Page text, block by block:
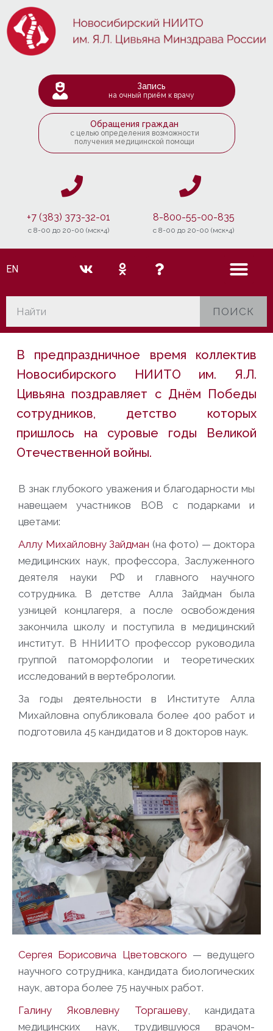
Запись
на очный приём к врачу
Обращения граждан
с целью определения возможности
получения медицинской помощи
+7 (383) 373-32-01
c 8-00 до 20-00 (мск+4)
8-800-55-00-835
c 8-00 до 20-00 (мск+4)
EN
ПОИСК
В предпраздничное время коллектив
Новосибирского НИИТО им. Я.Л.
Цивьяна поздравляет с Днём Победы
сотрудников, детство которых
пришлось на суровые годы Великой
Отечественной войны.
В знак глубокого уважения и благодарности мы
навещаем участников ВОВ с подарками и
цветами:
Аллу Михайловну Зайдман (на фото) — доктора
медицинских наук, профессора, Заслуженного
деятеля науки РФ и главного научного
сотрудника. В детстве Алла Зайдман была
узницей концлагеря, а после освобождения
закончила школу и поступила в медицинский
институт. В ННИИТО профессор руководила
группой патоморфологии и теоретических
исследований в вертебрологии.
За годы деятельности в Институте Алла
Михайловна опубликовала более 400 работ и
подготовила 45 кандидатов и 8 докторов наук.
Сергея Борисовича Цветовского — ведущего
научного сотрудника, кандидата биологических
наук, автора более 75 научных работ.
Галину Яковлевну Торгашеву, кандидата
медицинских наук, трудившуюся врачом-